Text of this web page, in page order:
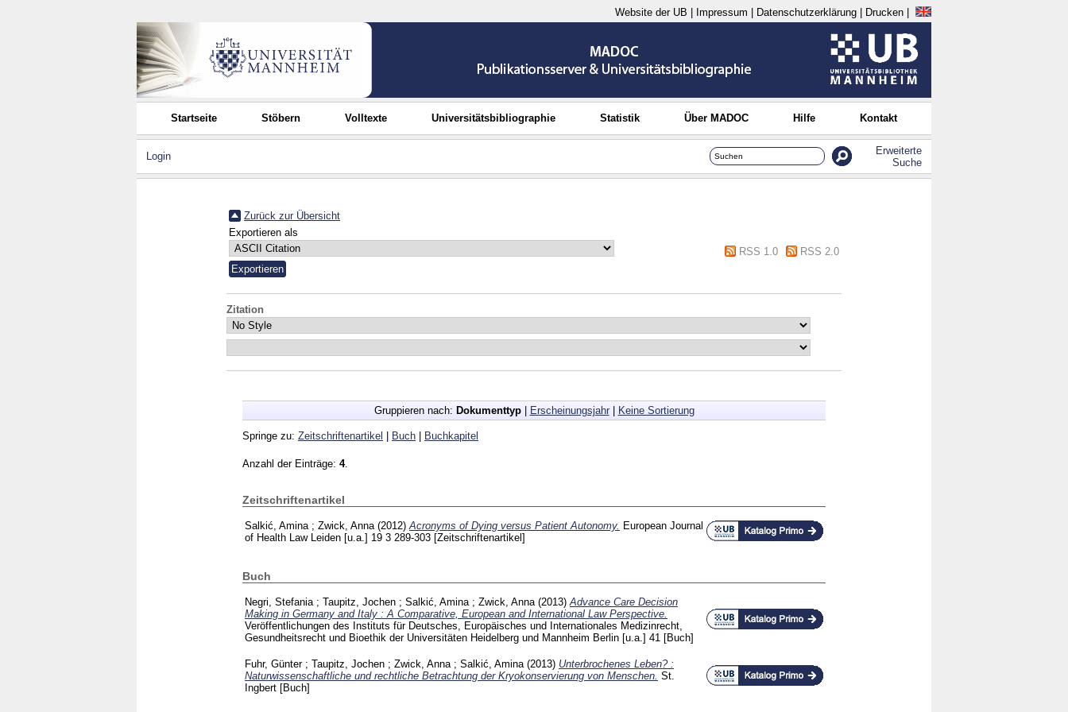
Website der UB Impressum Datenschutzerklärung Drucken
Startseite Stöbern Volltexte Universitätsbibliographie Statistik Über MADOC Hilfe Kontakt
Login
Erweiterte
Suche
Zurück zur Übersicht
Exportieren als
RSS 1.0
RSS 2.0
Zitation
Gruppieren nach: Dokumenttyp| Erscheinungsjahr| Keine Sortierung
Springe zu: Zeitschriftenartikel Buch Buchkapitel
Anzahl der Einträge: 4.
Zeitschriftenartikel
Salkić, Amina ; Zwick, Anna (2012) Acronyms of Dying versus Patient Autonomy. European Journal
of Health Law Leiden [u.a.] 19 3 289-303 [Zeitschriftenartikel]
Buch
Negri, Stefania ; Taupitz, Jochen ; Salkić, Amina ; Zwick, Anna (2013) Advance Care Decision
Making in Germany and Italy : A Comparative, European and International Law Perspective.
Veröffentlichungen des Instituts für Deutsches, Europäisches und Internationales Medizinrecht,
Gesundheitsrecht und Bioethik der Universitäten Heidelberg und Mannheim Berlin [u.a.] 41 [Buch]
Fuhr, Günter; Taupitz, Jochen ; Zwick, Anna; Salkić, Amina (2013) Unterbrochenes Leben? :
Naturwissenschaftliche und rechtliche Betrachtung der Kryokonservierung von Menschen. St.
Ingbert [Buch]